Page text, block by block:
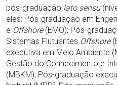
pós-graduação lato sensu
eles: Pós-graduação em
e Offshore (EMO); Pós-
Sistemas Flutuantes Offshore
executiva em Meio Ambiente
Gestão do Conhecimento e
(MBKM); Pós-graduação